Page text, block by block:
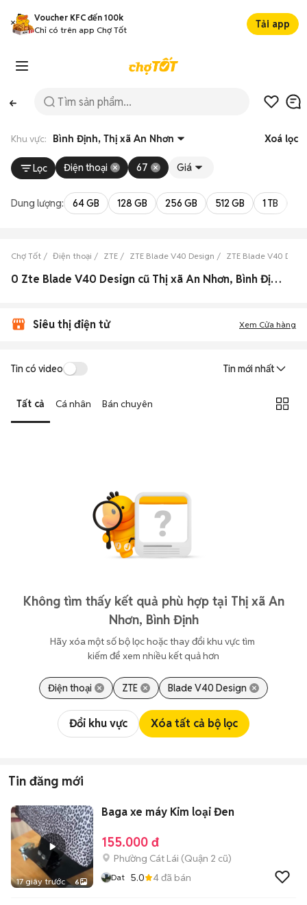
Voucher KFC đến 100k
Chỉ có trên app Chợ Tốt
Tải app
Khu vực: Bình Định, Thị xã An Nhơn Xoá lọc
Lọc Điện thoại 67 Giá
Dung lượng: 64 GB 128 GB 256 GB 512 GB 1 TB
Chợ Tốt Điện thoại ZTE ZTE Blade V40 Design ZTE Blade V40
0 Zte Blade V40 Design cũ Thị xã An Nhơn, Bình Định đẹp
Siêu thị điện tử Xem Cửa hàng
Tin có video Tin mới nhất
Tất cả Cá nhân Bán chuyên
Không tìm thấy kết quả phù hợp tại Thị xã An
Nhơn, Bình Định
Hãy xóa một số bộ lọc hoặc thay đổi khu vực tìm
kiếm để xem nhiều kết quả hơn
Điện thoại ZTE Blade V40 Design
Đổi khu vực Xóa tất cả bộ lọc
Tin đăng mới
17 giây trước 6
Baga xe máy Kim loại Đen
155.000 đ
Phường Cát Lái (Quận 2 cũ)
Dat 5.0 4đã bán